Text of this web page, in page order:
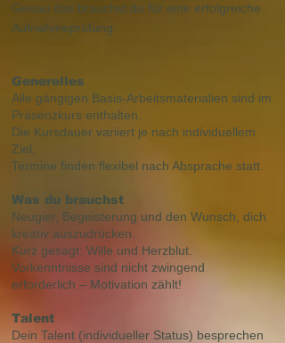
Genau das brauchst du für eine erfolgreiche
Aufnahmeprüfung.
Generelles
Alle gängigen Basis-Arbeitsmaterialien sind im
Präsenzkurs enthalten.
Die Kursdauer variiert je nach individuellem
Ziel;
Termine finden flexibel nach Absprache statt.
Was du brauchst
Neugier, Begeisterung und den Wunsch, dich
kreativ auszudrücken.
Kurz gesagt: Wille und Herzblut.
Vorkenntnisse sind nicht zwingend
erforderlich – Motivation zählt!
Talent
Dein Talent (individueller Status) besprechen